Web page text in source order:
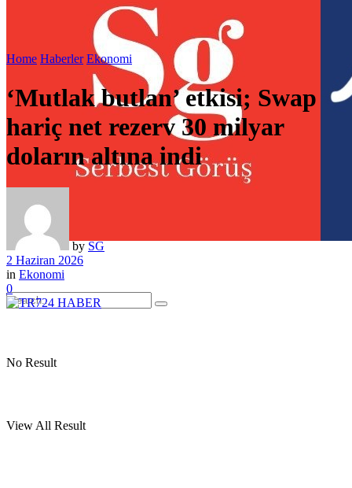
No Result
View All Result
Home Haberler Ekonomi
‘Mutlak butlan’ etkisi; Swap
hariç net rezerv 30 milyar
doların altına indi
by SG
2 Haziran 2026
in Ekonomi
0